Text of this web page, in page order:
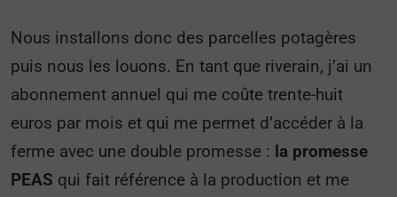
Nous installons donc des parcelles potagères
puis nous les louons. En tant que riverain, j’ai un
abonnement annuel qui me coûte trente-huit
euros par mois et qui me permet d’accéder à la
ferme avec une double promesse : la promesse
PEAS qui fait référence à la production et me